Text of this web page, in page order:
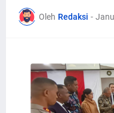
Oleh Redaksi -